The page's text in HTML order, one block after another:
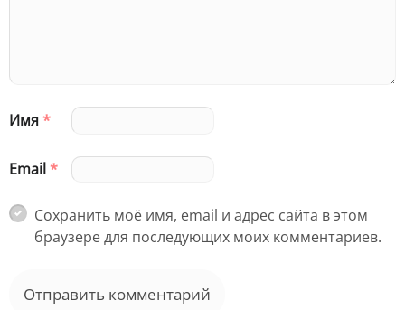
Имя*
Email*
Сохранить моё имя, email и адрес сайта в этом
браузере для последующих моих комментариев.